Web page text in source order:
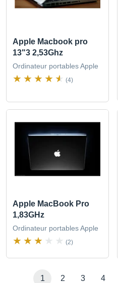
Apple Macbook pro
13"3 2,53Ghz
Ordinateur portables Apple
(4)
Apple MacBook Pro
1,83GHz
Ordinateur portables Apple
(2)
1 2 3 4